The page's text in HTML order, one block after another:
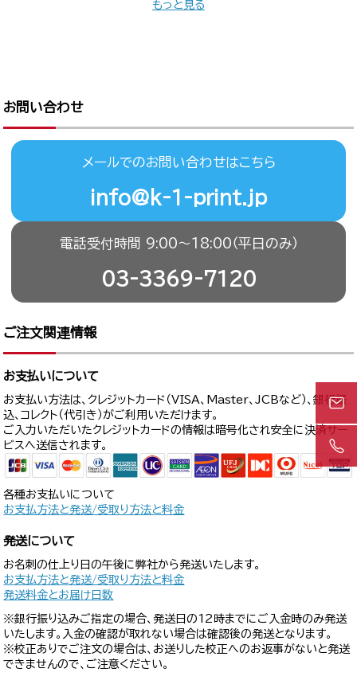
もっと見る
お問い合わせ
メールでのお問い合わせはこちら
info@k-1-print.jp
電話受付時間 9:00〜18:00（平日のみ）
03-3369-7120
ご注文関連情報
お支払いについて
お支払い方法は、クレジットカード（VISA、Master、JCBなど）、銀行振
込、コレクト（代引き）がご利用いただけます。
ご入力いただいたクレジットカードの情報は暗号化され安全に決済サー
ビスへ送信されます。
各種お支払いについて
お支払方法と発送/受取り方法と料金
発送について
お名刺の仕上り日の午後に弊社から発送いたします。
お支払方法と発送/受取り方法と料金
発送料金とお届け日数
※銀行振り込みご指定の場合、発送日の12時までにご入金時のみ発送
いたします。入金の確認が取れない場合は確認後の発送となります。
※校正ありでご注文の場合は、お送りした校正へのお返事がないと発送
できませんので、ご注意ください。